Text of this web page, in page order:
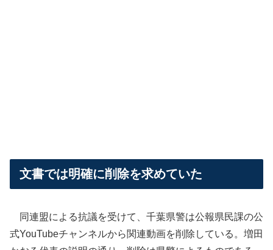
文書では明確に削除を求めていた
同連盟による抗議を受けて、千葉県警は公報県民課の公
式YouTubeチャンネルから関連動画を削除している。増田